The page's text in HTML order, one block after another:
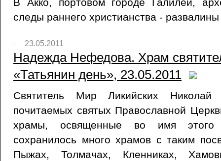
следы раннего христианства -
23.05.2011
Надежда Нефедова. Храм
«Татьянин день», 23.05.2011
Святитель Мир Ликийских
почитаемых святых Православной
храмы, освященные во имя этого
сохранилось много храмов с таким
Пыжах, Толмачах, Кленниках,